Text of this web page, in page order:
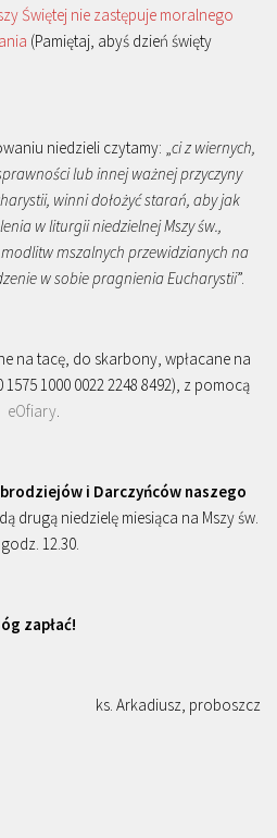
Świętej nie zastępuje moralnego
(Pamiętaj, abyś dzień święty
niedzieli czytamy: „ci z wiernych,
lub innej ważnej przyczyny
winni dołożyć starań, aby jak
w liturgii niedzielnej Mszy św.,
mszalnych przewidzianych na
w sobie pragnienia Eucharystii”.
na tacę, do skarbony, wpłacane na
1000 0022 2248 8492), z pomocą
eOfiary.
i Darczyńców naszego
drugą niedzielę miesiąca na Mszy św.
12.30.
zapłać!
ks. Arkadiusz, proboszcz